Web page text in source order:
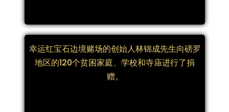
幸运红宝石边境赌场的创始人林锦成先生向磅罗
地区的120个贫困家庭、学校和寺庙进行了捐
赠。